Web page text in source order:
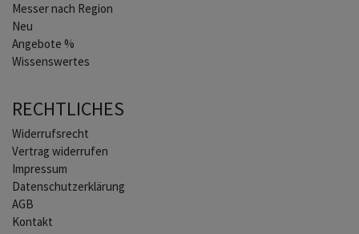
Messer nach Region
Neu
Angebote %
Wissenswertes
RECHTLICHES
Widerrufs­recht
Vertrag widerrufen
Impressum
Daten­schutz­erklärung
AGB
Kontakt